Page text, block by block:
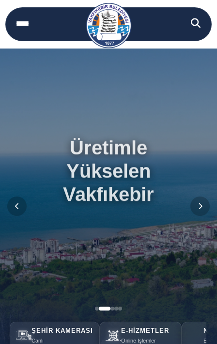
Üretimle
Yükselen
Vakfıkebir
ŞEHIR KAMERASI
Canlı
E-HIZMETLER
Online İşlemler